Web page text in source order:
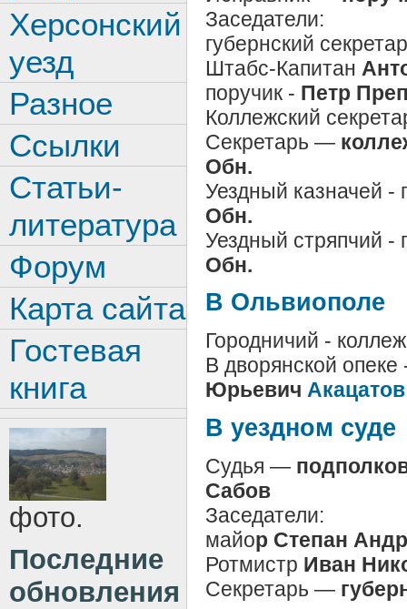
Заседатели:
губернский
Штабс-Капитан
поручик - Петр
Коллежский
Секретарь —
Обн.
Уездный казначей -
Обн.
Уездный стряпчий -
Обн.
В Ольвиополе
Городничий -
В дворянской
Юрьевич Акацатов
В уездном суде
Судья —
Сабов
Заседатели:
майор Степан
Ротмистр Иван
Секретарь —
Херсонский
уезд
Разное
Ссылки
Статьи-
литература
Форум
Карта сайта
Гостевая
книга
фото.
Последние
обновления